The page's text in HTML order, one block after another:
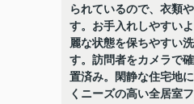
られているので、衣類
す。お手入れしやすい
麗な状態を保ちやすい
す。訪問者をカメラで
置済み。閑静な住宅地
くニーズの高い全居室